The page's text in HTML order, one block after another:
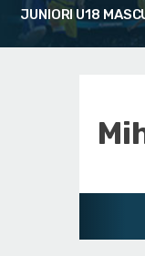
JUNIORI U18